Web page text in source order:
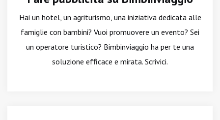
Hai un hotel, un agriturismo, una iniziativa dedicata alle
famiglie con bambini? Vuoi promuovere un evento? Sei
un operatore turistico? Bimbinviaggio ha per te una
soluzione efficace e mirata. Scrivici.